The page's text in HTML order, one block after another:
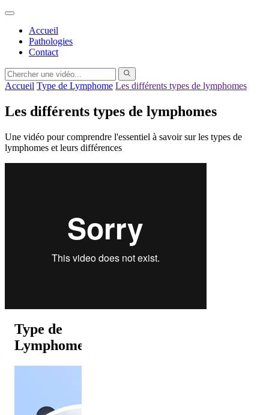
Accueil
Pathologies
Contact
Accueil Type de Lymphome Les différents types de lymphomes
Les différents types de lymphomes
Une vidéo pour comprendre l'essentiel à savoir sur les types de
lymphomes et leurs différences
Type de
Lymphome